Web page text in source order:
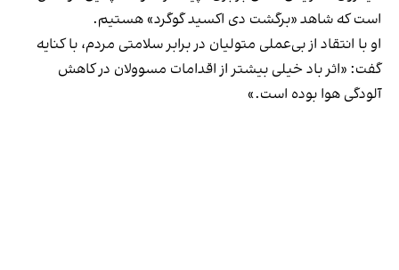
است که شاهد «برگشت دی اکسید گوگرد» هستیم.
او با انتقاد از بی‌عملی متولیان در برابر سلامتی مردم، با کنایه
گفت: «اثر باد خیلی بیشتر از اقدامات مسوولان در کاهش
آلودگی هوا بوده است.»